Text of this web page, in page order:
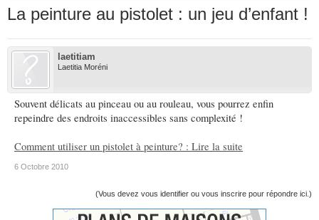
La peinture au pistolet : un jeu d’enfant !
laetitiam
Laetitia Moréni
Souvent délicats au pinceau ou au rouleau, vous pourrez enfin
repeindre des endroits inaccessibles sans complexité !
Comment utiliser un pistolet à peinture? : Lire la suite
6 Octobre 2010
(Vous devez vous identifier ou vous inscrire pour répondre ici.)